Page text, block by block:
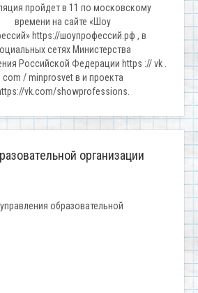
пройдет в 11 по московскому
времени на сайте «Шоу
https://шоупрофессий.рф , в
сетях Министерства
Российской Федерации https :// vk .
com / minprosvet в и проекта
vk.com/showprofessions.
организации
образовательной